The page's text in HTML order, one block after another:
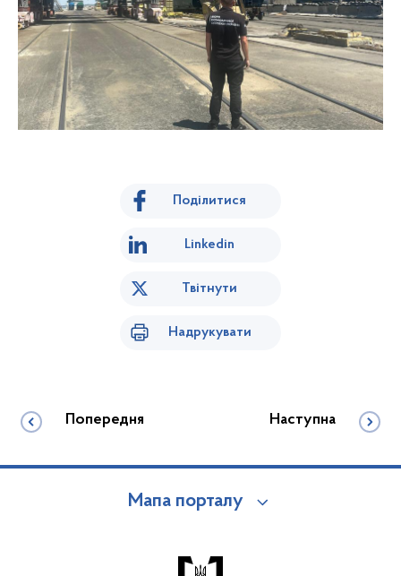
Поділитися
Linkedin
Твітнути
Надрукувати
Попередня Наступна
Мапа порталу